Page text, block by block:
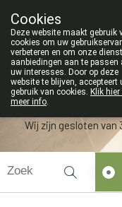
Wij zijn gesloten
Cookies
Deze website maakt gebruik
cookies om uw
verbeteren en om onze
aanbiedingen aan te passen
uw interesses. Door op deze
website te blijven, accepteert
gebruik van cookies. Klik
meer info.